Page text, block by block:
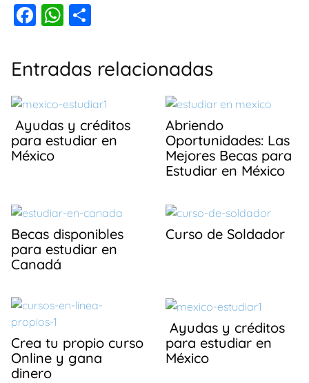
F
c
e
b
o
o
k
W
at
s
A
p
p
m
p
ar
tir
Entradas relacionadas
Ayudas y créditos
para estudiar en
México
Abriendo
Oportunidades: Las
Mejores Becas para
Estudiar en México
Becas disponibles
para estudiar en
Canadá
Curso de Soldador
Crea tu propio curso
Online y gana
dinero
Ayudas y créditos
para estudiar en
México